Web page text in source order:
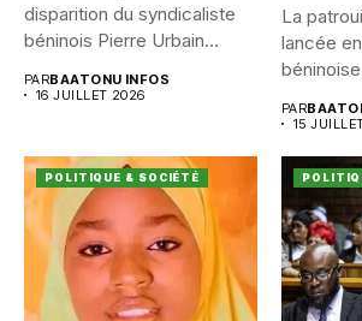
disparition du syndicaliste
béninois Pierre Urbain
PARBAATONU INFOS
16 JUILLET 2026
La
lancée
PAR
15
POLITIQUE & SOCIÉTÉ